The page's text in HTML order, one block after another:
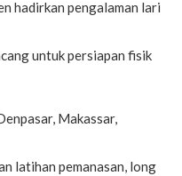
hadirkan pengalaman lari
untuk persiapan fisik
Makassar,
latihan pemanasan, long